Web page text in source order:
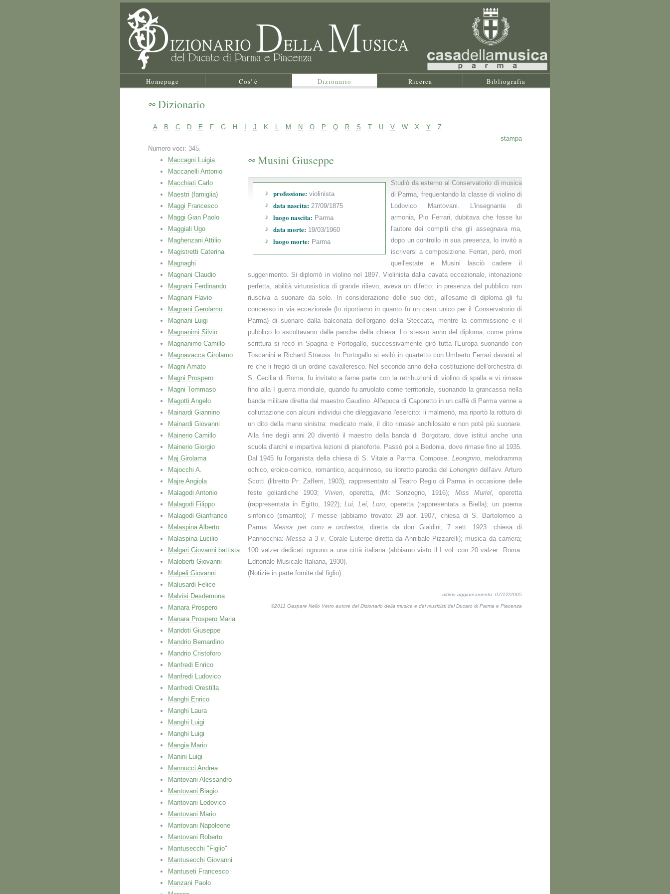
Homepage Cos' è Dizionario Ricerca Bibliografia
Dizionario
A B C D E F G H J K L M N O P Q R S T U V W X Y
Z
stampa
Numero voci: 345.
Maccagni Luigia
Maccanelli Antonio
Macchiati Carlo
Maestri (famiglia)
Maggi Francesco
Maggi Gian Paolo
Maggiali Ugo
Maghenzani Attilio
Magistretti Caterina
Magnaghi
Magnani Claudio
Magnani Ferdinando
Magnani Flavio
Magnani Gerolamo
Magnani Luigi
Magnanimi Silvio
Magnanimo Camillo
Magnavacca Girolamo
Magni Amato
Magni Prospero
Magni Tommaso
Magotti Angelo
Mainardi Giannino
Mainardi Giovanni
Mainerio Camillo
Mainerio Giorgio
Maj Girolama
Majocchi A.
Majre Angiola
Malagodi Antonio
Malagodi Filippo
Malagodi Gianfranco
Malaspina Alberto
Malaspina Lucilio
Malgari Giovanni battista
Maloberti Giovanni
Malpeli Giovanni
Malusardi Felice
Malvisi Desdemona
Manara Prospero
Manara Prospero Maria
Mandoti Giuseppe
Mandrio Bernardino
Mandrio Cristoforo
Manfredi Enrico
Manfredi Ludovico
Manfredi Orestilla
Manghi Enrico
Manghi Laura
Manghi Luigi
Manghi Luigi
Mangia Mario
Manini Luigi
Mannucci Andrea
Mantovani Alessandro
Mantovani Biagio
Mantovani Lodovico
Mantovani Mario
Mantovani Napoleone
Mantovani Roberto
Mantusecchi "Figlio"
Mantusecchi Giovanni
Mantuseti Francesco
Manzani Paolo
Musini Giuseppe
professione: violinista
data nascita: 27/09/1875
luogo nascita: Parma
data morte: 19/03/1960
luogo morte: Parma
Studiò da esterno al Conservatorio di musica
di Parma, frequentando la classe di violino di
Lodovico Mantovani. L'insegnante di
armonia, Pio Ferrari, dubitava che fosse lui
l'autore dei compiti che gli assegnava ma,
dopo un controllo in sua presenza, lo invitò a
iscriversi a composizione. Ferrari, però, morì
quell'estate e Musini lasciò cadere il
suggerimento. Si diplomò in violino nel 1897. Violinista dalla cavata eccezionale, intonazione
perfetta, abilità virtuosistica di grande rilievo, aveva un difetto: in presenza del pubblico non
riusciva a suonare da solo. In considerazione delle sue doti, all'esame di diploma gli fu
concesso in via eccezionale (lo riportiamo in quanto fu un caso unico per il Conservatorio di
Parma) di suonare dalla balconata dell'organo della Steccata, mentre la commissione e il
pubblico lo ascoltavano dalle panche della chiesa. Lo stesso anno del diploma, come prima
scrittura si recò in Spagna e Portogallo, successivamente girò tutta l'Europa suonando con
Toscanini e Richard Strauss. In Portogallo si esibì in quartetto con Umberto Ferrari davanti al
re che li fregiò di un ordine cavalleresco. Nel secondo anno della costituzione dell'orchestra di
S. Cecilia di Roma, fu invitato a farne parte con la retribuzioni di violino di spalla e vi rimase
fino alla I guerra mondiale, quando fu arruolato come territoriale, suonando la grancassa nella
banda militare diretta dal maestro Gaudino. All'epoca di Caporetto in un caffè di Parma venne a
colluttazione con alcuni individui che dileggiavano l'esercito: li malmenò, ma riportò la rottura di
un dito della mano sinistra: medicato male, il dito rimase anchilosato e non poté più suonare.
Alla fine degli anni 20 diventò il maestro della banda di Borgotaro, dove istituì anche una
scuola d'archi e impartiva lezioni di pianoforte. Passò poi a Bedonia, dove rimase fino al 1935.
Dal 1945 fu l'organista della chiesa di S. Vitale a Parma. Compose: Leongrino, melodramma
ochico, eroico-comico, romantico, acquirinoso, su libretto parodia delLohengrin dell'avv. Arturo
Scotti (libretto Pr: Zafferri, 1903), rappresentato al Teatro Regio di Parma in occasione delle
feste goliardiche 1903; Vivien, operetta, (Mi: Sonzogno, 1916); Miss Muriel, operetta
(rappresentata in Egitto, 1922);Lui, Lei, Loro, operetta (rappresentata a Biella); un poema
sinfonico (smarrito); 7 messe (abbiamo trovato: 29 apr. 1907, chiesa di S. Bartolomeo a
Parma:Messa per coro e orchestra, diretta da don Gialdini; 7 sett. 1923: chiesa di
Pannocchia:Messa a 3 v. Corale Euterpe diretta da Annibale Pizzarelli); musica da camera;
100 valzer dedicati ognuno a una città italiana (abbiamo visto il I vol. con 20 valzer: Roma:
Editoriale Musicale Italiana, 1930).
(Notizie in parte fornite dal figlio).
ultimo aggiornamento: 07/12/2005
©2011 Gaspare Nello Vetro autore del Dizionario della musica e dei musicisti del Ducato di Parma e Piacenza